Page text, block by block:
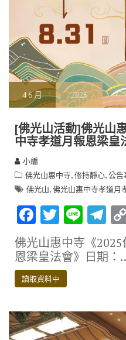
46 月 2025
[佛光山活動]佛光山
中寺孝道月報恩梁皇
小編
佛光山惠中寺,修持靜心,公告
佛光山,佛光山惠中寺孝道月
F
ac
e
b
o
o
k
T
w
it
te
r
Li
n
e
T
el
e
m
佛光山惠中寺《
恩梁皇法會》日期：
讀取資料中